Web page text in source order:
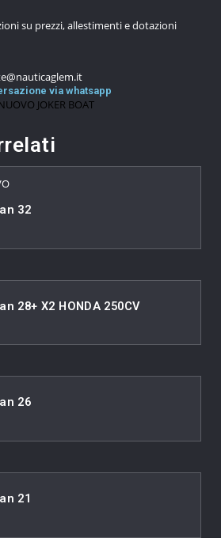
su prezzi, allestimenti e dotazioni
via whatsapp
JOKER BOAT
32
28+ X2 HONDA 250CV
26
21